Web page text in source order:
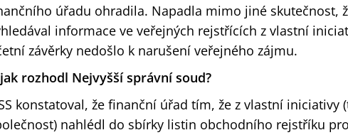
úřadu ohradila. Napadla mimo jiné skutečnost,
informace ve veřejných rejstřících z vlastní
závěrky nedošlo k narušení veřejného zájmu.
rozhodl Nejvyšší správní soud?
konstatoval, že finanční úřad tím, že z vlastní iniciativy
nahlédl do sbírky listin obchodního rejstříku